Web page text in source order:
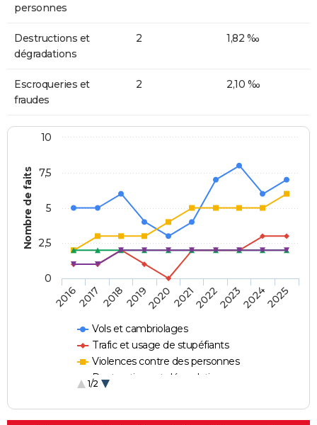
personnes
Destructions et
dégradations
2 1,82 ‰
Escroqueries et
fraudes
2 2,10 ‰
Nombre de faits
Vols et cambriolages
Trafic et usage de stupéfiants
Violences contre des personnes
Destructions et dégradations
1/2
20162017 20182019202020212022202320242025
0
2,5
5
7,5
10